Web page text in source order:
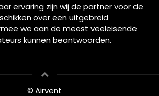
ervaring zijn wij de partner voor de
over een uitgebreid
we aan de meest veeleisende
kunnen beantwoorden.
© Airvent